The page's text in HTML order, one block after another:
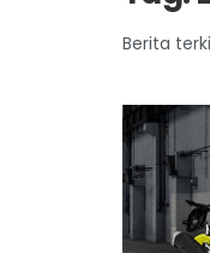
Berita